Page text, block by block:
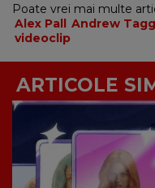
Poate vrei mai multe
Alex Pall Andrew
videoclip
ARTICOLE